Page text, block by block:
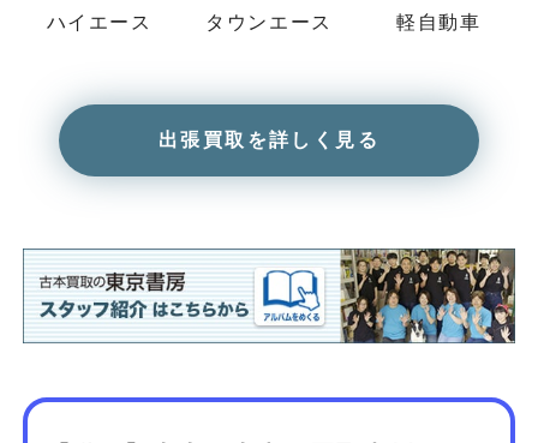
ハイエース タウンエース 軽自動車
出張買取を詳しく見る